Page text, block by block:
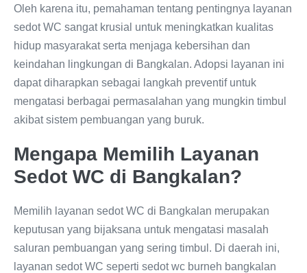
Oleh karena itu, pemahaman tentang pentingnya layanan
sedot WC sangat krusial untuk meningkatkan kualitas
hidup masyarakat serta menjaga kebersihan dan
keindahan lingkungan di Bangkalan. Adopsi layanan ini
dapat diharapkan sebagai langkah preventif untuk
mengatasi berbagai permasalahan yang mungkin timbul
akibat sistem pembuangan yang buruk.
Mengapa Memilih Layanan
Sedot WC di Bangkalan?
Memilih layanan sedot WC di Bangkalan merupakan
keputusan yang bijaksana untuk mengatasi masalah
saluran pembuangan yang sering timbul. Di daerah ini,
layanan sedot WC seperti sedot wc burneh bangkalan